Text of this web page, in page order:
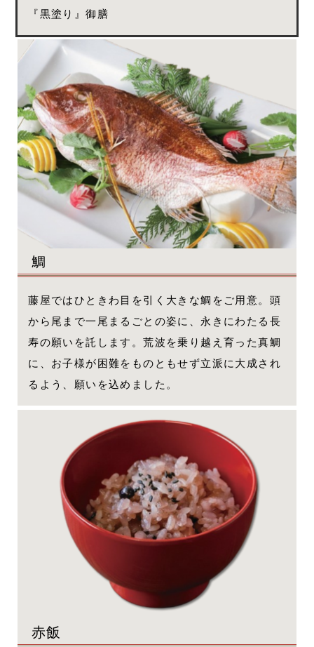
『黒塗り』御膳
鯛
藤屋ではひときわ目を引く大きな鯛をご用意。頭
から尾まで一尾まるごとの姿に、永きにわたる長
寿の願いを託します。荒波を乗り越え育った真鯛
に、お子様が困難をものともせず立派に大成され
るよう、願いを込めました。
赤飯